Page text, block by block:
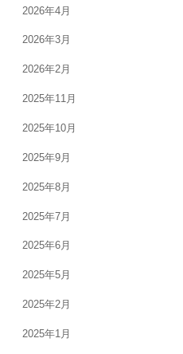
2026年4月
2026年3月
2026年2月
2025年11月
2025年10月
2025年9月
2025年8月
2025年7月
2025年6月
2025年5月
2025年2月
2025年1月